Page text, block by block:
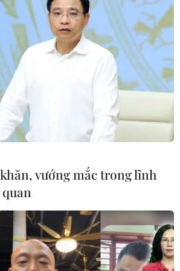
đồng quản trị,
cổ phần Mekolor
cảnh cướp giật
sa lưới
khám nghiệm
tra nguyên nhân
vướng mắc trong lĩnh